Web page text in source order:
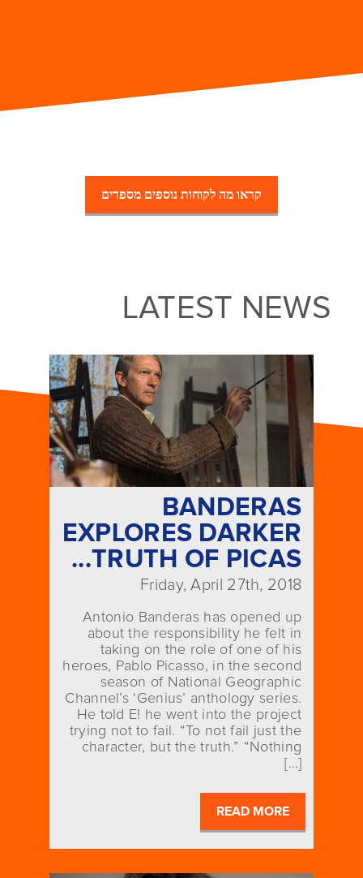
קראו מה לקוחות נוספים מספרים
LATEST NEWS
BANDERAS
EXPLORES DARKER
TRUTH OF PICAS...
Friday, April 27th, 2018
Antonio Banderas has opened up
about the responsibility he felt in
taking on the role of one of his
heroes, Pablo Picasso, in the second
season of National Geographic
Channel’s ‘Genius’ anthology series.
He told E! he went into the project
trying not to fail. “To not fail just the
character, but the truth.” “Nothing
[…]
READ MORE